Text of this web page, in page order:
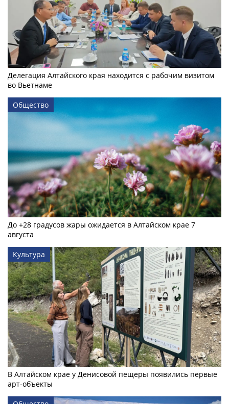
Делегация Алтайского края находится с рабочим визитом
во Вьетнаме
Общество
До +28 градусов жары ожидается в Алтайском крае 7
августа
Культура
В Алтайском крае у Денисовой пещеры появились первые
арт-объекты